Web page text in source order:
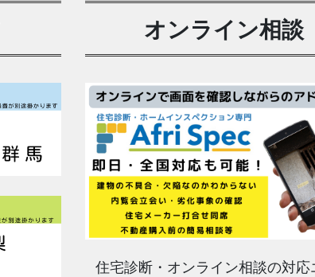
オンライン相談
住宅診断・オンライン相談の対応